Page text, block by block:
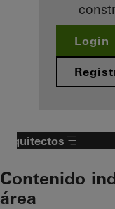
Login
Arquitectos
Contenido
área